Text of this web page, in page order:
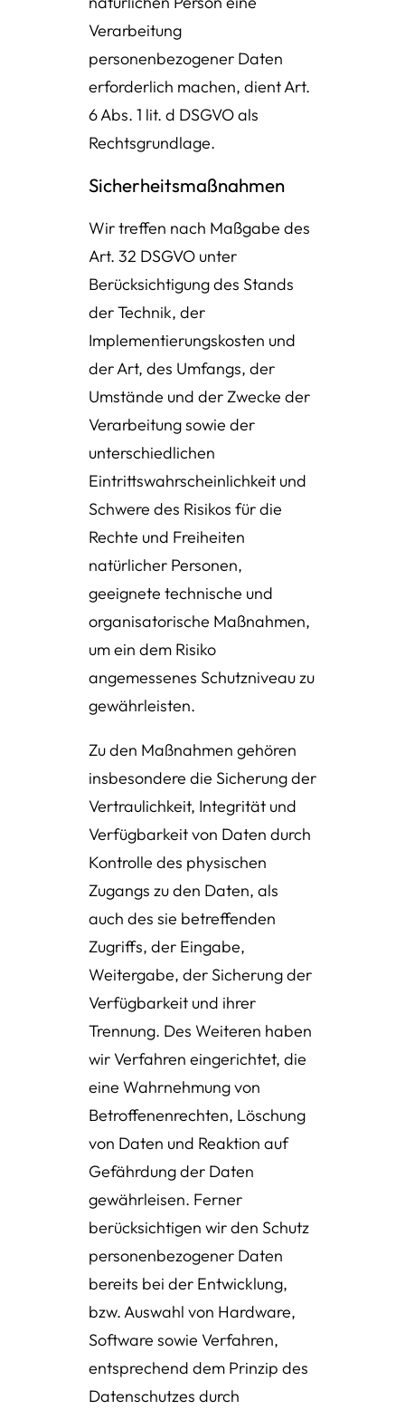
Verarbeitung
personenbezogener Daten
erforderlich machen, dient Art.
6 Abs. 1 lit. d DSGVO als
Rechtsgrundlage.
Sicherheitsmaßnahmen
Wir treffen nach Maßgabe des
Art. 32 DSGVO unter
Berücksichtigung des Stands
der Technik, der
Implementierungskosten und
der Art, des Umfangs, der
Umstände und der Zwecke der
Verarbeitung sowie der
unterschiedlichen
Eintrittswahrscheinlichkeit und
Schwere des Risikos für die
Rechte und Freiheiten
natürlicher Personen,
geeignete technische und
organisatorische Maßnahmen,
um ein dem Risiko
angemessenes Schutzniveau zu
gewährleisten.
Zu den Maßnahmen gehören
insbesondere die Sicherung der
Vertraulichkeit, Integrität und
Verfügbarkeit von Daten durch
Kontrolle des physischen
Zugangs zu den Daten, als
auch des sie betreffenden
Zugriffs, der Eingabe,
Weitergabe, der Sicherung der
Verfügbarkeit und ihrer
Trennung. Des Weiteren haben
wir Verfahren eingerichtet, die
eine Wahrnehmung von
Betroffenenrechten, Löschung
von Daten und Reaktion auf
Gefährdung der Daten
gewährleisen. Ferner
berücksichtigen wir den Schutz
personenbezogener Daten
bereits bei der Entwicklung,
bzw. Auswahl von Hardware,
Software sowie Verfahren,
entsprechend dem Prinzip des
Datenschutzes durch